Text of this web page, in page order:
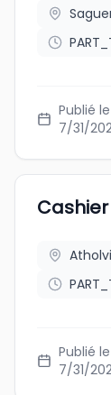
Publié le
7/31/
Publié le
7/31/